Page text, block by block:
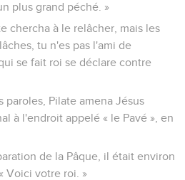
plus grand péché. »
chercha à le relâcher, mais les
tu n'es pas l'ami de
se fait roi se déclare contre
paroles, Pilate amena Jésus
à l'endroit appelé « le Pavé », en
de la Pâque, il était environ
Voici votre roi. »